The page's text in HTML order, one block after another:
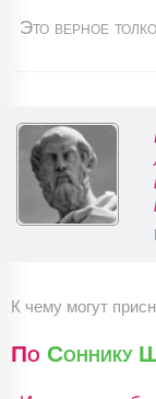
Это верное
К чему могут
По Соннику